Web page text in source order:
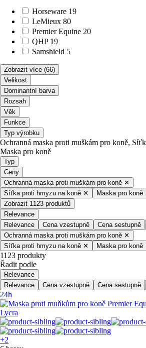
Horseware 19
LeMieux 80
Premier Equine 20
QHP 19
Samshield 5
Zobrazit více (66)
Velikost
Dominantní barva
Rozsah
Věk
Funkce
Typ výrobku
Ochranná maska proti muškám pro koně,
Maska pro koně
Typ
Ceny
Ochranná maska proti muškám pro koně ✕
Síťka proti hmyzu na koně ✕ Maska pro koně
Zobrazit 1123 produktů
Relevance
Relevance
Cena vzestupně Cena sestupně
Ochranná maska proti muškám pro koně ✕
Síťka proti hmyzu na koně ✕ Maska pro koně
1123 produkty
Řadit podle
Relevance
Relevance
Cena vzestupně Cena sestupně
24h
+2